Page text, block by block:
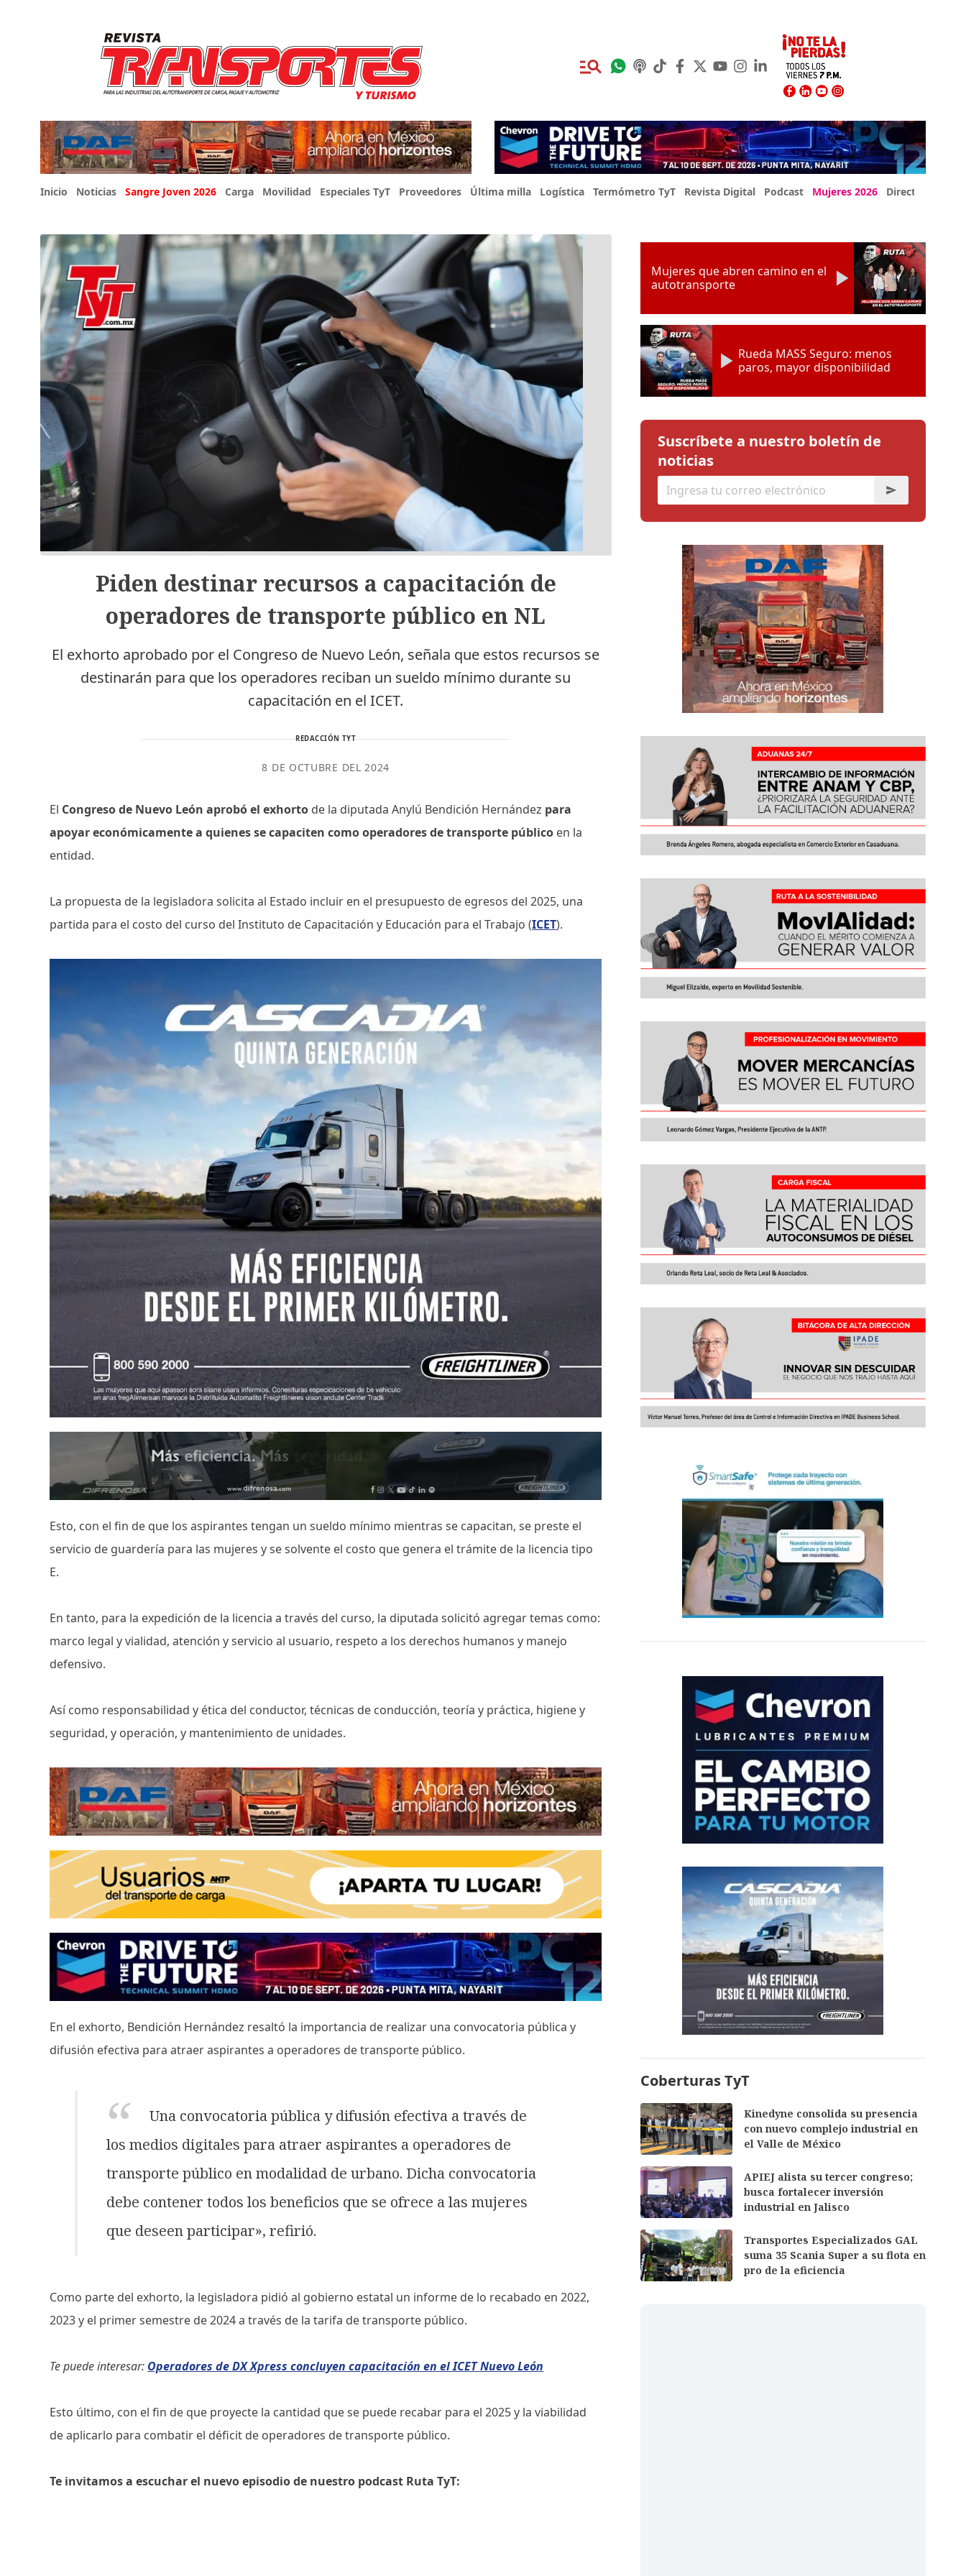
Inicio Noticias Sangre Joven 2026 Carga Movilidad Especiales TyT Proveedores Última milla Logística Termómetro TyT Revista Digital Podcast Mujeres 2026 Directorio Expo
Piden destinar recursos a capacitación de
operadores de transporte público en NL
El exhorto aprobado por el Congreso de Nuevo León, señala que estos recursos se
destinarán para que los operadores reciban un sueldo mínimo durante su
capacitación en el ICET.
REDACCIÓN TYT
8 DE OCTUBRE DEL 2024
El Congreso de Nuevo León aprobó el exhorto de la diputada Anylú Bendición Hernández para
apoyar económicamente a quienes se capaciten como operadores de transporte público en la
entidad.
La propuesta de la legisladora solicita al Estado incluir en el presupuesto de egresos del 2025, una
partida para el costo del curso del Instituto de Capacitación y Educación para el Trabajo (ICET).
Esto, con el fin de que los aspirantes tengan un sueldo mínimo mientras se capacitan, se preste el
servicio de guardería para las mujeres y se solvente el costo que genera el trámite de la licencia tipo
E.
En tanto, para la expedición de la licencia a través del curso, la diputada solicitó agregar temas como:
marco legal y vialidad, atención y servicio al usuario, respeto a los derechos humanos y manejo
defensivo.
Así como responsabilidad y ética del conductor, técnicas de conducción, teoría y práctica, higiene y
seguridad, y operación, y mantenimiento de unidades.
En el exhorto, Bendición Hernández resaltó la importancia de realizar una convocatoria pública y
difusión efectiva para atraer aspirantes a operadores de transporte público.
Una convocatoria pública y difusión efectiva a través de
los medios digitales para atraer aspirantes a operadores de
transporte público en modalidad de urbano. Dicha convocatoria
debe contener todos los beneficios que se ofrece a las mujeres
que deseen participar», refirió.
Como parte del exhorto, la legisladora pidió al gobierno estatal un informe de lo recabado en 2022,
2023 y el primer semestre de 2024 a través de la tarifa de transporte público.
Te puede interesar: Operadores de DX Xpress concluyen capacitación en el ICET Nuevo León
Esto último, con el fin de que proyecte la cantidad que se puede recabar para el 2025 y la viabilidad
de aplicarlo para combatir el déficit de operadores de transporte público.
Te invitamos a escuchar el nuevo episodio de nuestro podcast Ruta TyT:
Mujeres que abren camino en el
autotransporte
Rueda MASS Seguro: menos
paros, mayor disponibilidad
Suscríbete a nuestro boletín de
noticias
Coberturas TyT
Kinedyne consolida su presencia
con nuevo complejo industrial en
el Valle de México
APIEJ alista su tercer congreso;
busca fortalecer inversión
industrial en Jalisco
Transportes Especializados GAL
suma 35 Scania Super a su flota en
pro de la eficiencia